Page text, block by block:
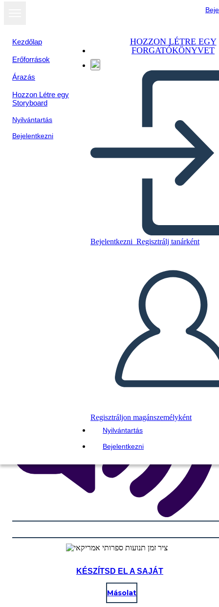
Kezdőlap
Erőforrások
Árazás
Hozzon Létre egy
Storyboard
Nyilvántartás
Bejelentkezni
HOZZON LÉTRE EGY
FORGATÓKÖNYVET
Bejelentkezni Regisztrálj tanárként
Regisztráljon magánszemélyként
Nyilvántartás
Bejelentkezni
ציר זמן תנועות ספרותי אמריקאי
KÉSZÍTSEN EGY STORYBOARDOT
DIAVETÍTÉS LEJÁTSZÁSA
OLVASS NEKEM
KÉSZÍTSD EL A SAJÁT
Másolat